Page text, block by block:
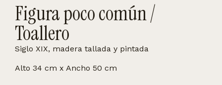
Figura poco común /
Toallero
Siglo XIX, madera tallada y pintada
Alto 34 cm x Ancho 50 cm